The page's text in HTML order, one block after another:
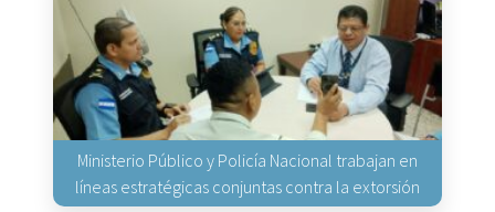
Ministerio Público y Policía Nacional trabajan en
líneas estratégicas conjuntas contra la extorsión